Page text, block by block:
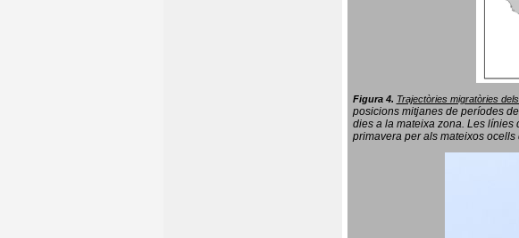
Figura 4. Trajectòries migratòries
posicions mitjanes de períodes
dies a la mateixa zona. Les línies
primavera per als mateixos